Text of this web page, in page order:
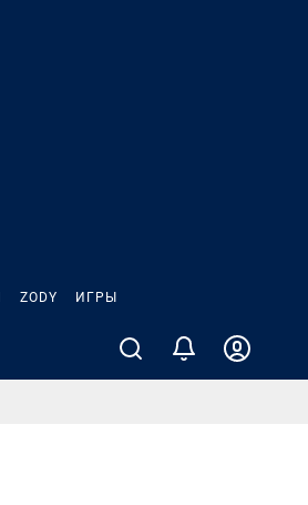
ZODY ИГРЫ